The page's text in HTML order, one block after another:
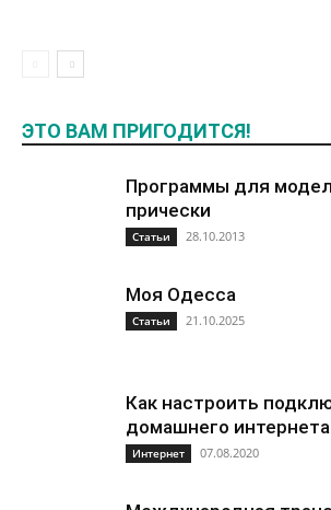
ЭТО ВАМ ПРИГОДИТСЯ!
Программы для
прически
Статьи 28.10.2013
Моя Одесса
Статьи 21.10.2025
Как настроить
домашнего
Интернет 07.08.2020